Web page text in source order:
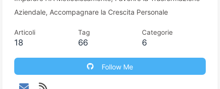
Aziendale, Accompagnare la Crescita Personale
Articoli
18
Tag
66
Categorie
6
Follow Me